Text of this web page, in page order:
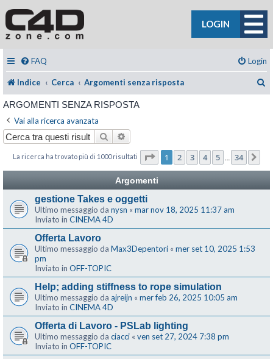
LOGIN
FAQ Login
Indice Cerca Argomenti senza risposta
ARGOMENTI SENZA RISPOSTA
Vai alla ricerca avanzata
Cerca
La ricerca ha trovato più di 1000 risultati Pagina di 34
1 2 3 4 5 34
Argomenti
gestione Takes e oggetti
Ultimo messaggio da nysn « mar nov 18, 2025 11:37 am
Inviato in CINEMA 4D
Offerta Lavoro
Ultimo messaggio da Max3Depentori « mer set 10, 2025 1:53
pm
Inviato in OFF-TOPIC
Help; adding stiffness to rope simulation
Ultimo messaggio da ajreijn « mer feb 26, 2025 10:05 am
Inviato in CINEMA 4D
Offerta di Lavoro - PSLab lighting
Ultimo messaggio da ciacci « ven set 27, 2024 7:38 pm
Inviato in OFF-TOPIC